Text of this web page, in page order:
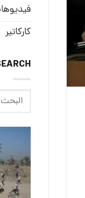
كاركاتير